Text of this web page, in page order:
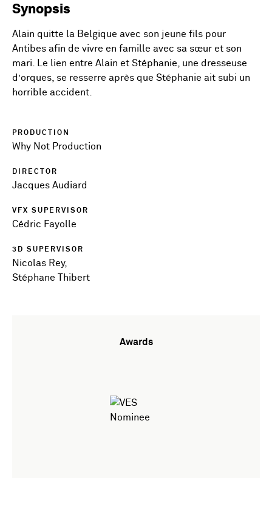
Synopsis
Alain quitte la Belgique avec son jeune fils pour
Antibes afin de vivre en famille avec sa sœur et son
mari . Le lien entre Alain et Stéphanie, une dresseuse
d’orques , se resserre après que Stéphanie ait subi un
horrible accident.
PRODUCTION
Why Not Production
DIRECTOR
Jacques Audiard
VFX SUPERVISOR
Cédric Fayolle
3D SUPERVISOR
Nicolas Rey,
Stéphane Thibert
Awards